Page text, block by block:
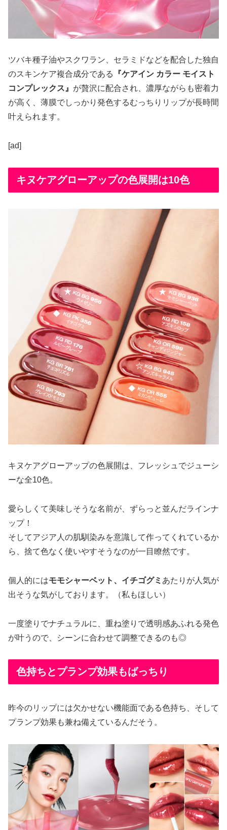
ツバキ種子油やスクワラン、セラミドなどを配合した独自
のスキンケア複合成分である
『ケアイン カラー モイスト
コンプレックス』 が贅沢に配合され、濃厚ながらも密着力
が高く、薄膜でしっかり発色するむっちりリップが長時間
叶えられます。
[ad]
キヌケアグローアップの色展開は10色
キヌケアグローアップの色展開は、フレッシュでジューシ
ーな全10色。
愛らしくて美味しそうな名前が、ずらっと並んだラインナ
ップ！
そしてアジア人の肌馴染みを意識して作ってくれているか
ら、捨て色なく使いやすそうなのが一目瞭然です。
個人的にはモモシャーベット、イチゴグミ あたりが人気が
出そうな気がしております。（私もほしい）
一度塗りでナチュラルに、重ね塗りで透明感あふれる発色
が叶うので、シーンに合わせて調整できるのも◎
色持ちとプランプ効果もばっちり
昨今のリップには欠かせない機能面である色持ち、そして
プランプ効果も兼ね備えているんだそう。